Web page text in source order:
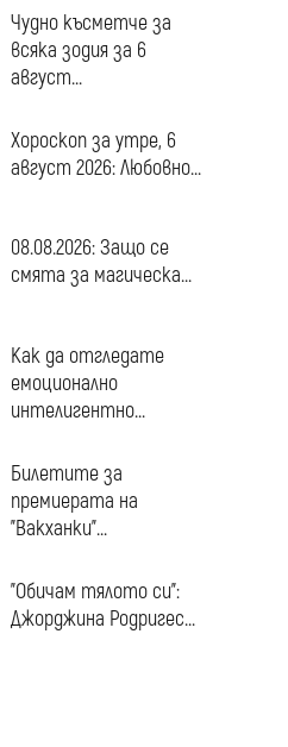
Чудно късметче за
всяка зодия за 6
август...
Хороскоп за утре, 6
август 2026: Любовно...
08.08.2026: Защо се
смята за магическа...
Как да отгледате
емоционално
интелигентно...
Билетите за
премиерата на
"Вакханки"...
"Обичам тялото си":
Джорджина Родригес...